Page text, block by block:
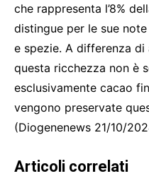
che rappresenta l’8%
distingue per le sue
e spezie. A differenza
questa ricchezza non è
esclusivamente cacao
vengono preservate
(Diogenenews 21/10/
Articoli correlati